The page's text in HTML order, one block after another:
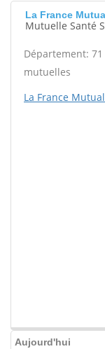
La France
Mutuelle Santé
Département: 71
mutuelles
La France
Aujourd'hui